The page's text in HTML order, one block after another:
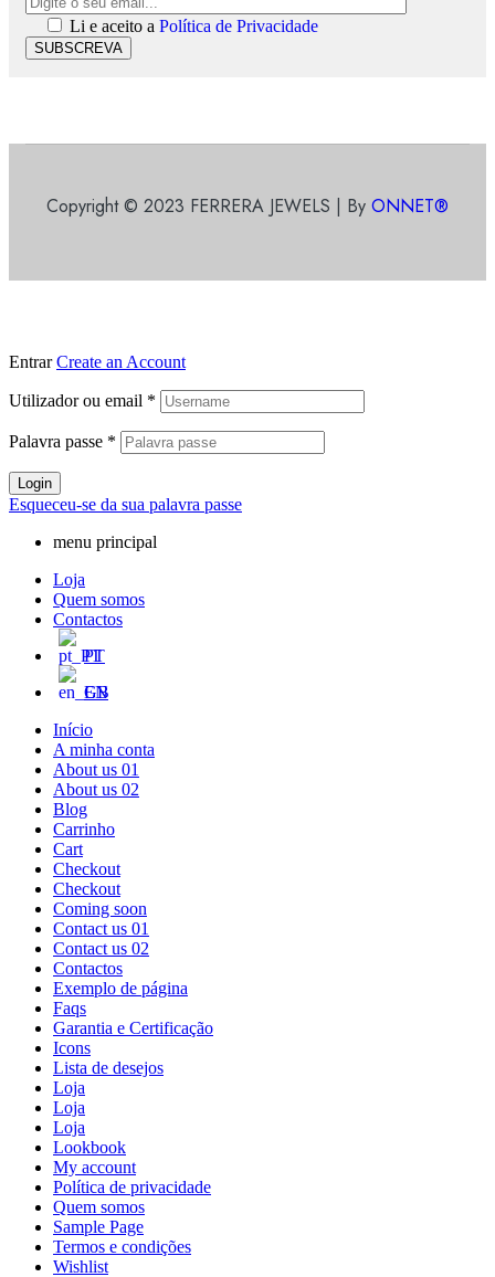
Li e aceito a Política de Privacidade
SUBSCREVA
Copyright © 2023 FERRERA JEWELS | By ONNET®
Entrar Create an Account
Utilizador ou email *
Palavra passe *
Login
Esqueceu-se da sua palavra passe
menu principal
Loja
Quem somos
Contactos
PT
EN
Início
A minha conta
About us 01
About us 02
Blog
Carrinho
Cart
Checkout
Checkout
Coming soon
Contact us 01
Contact us 02
Contactos
Exemplo de página
Faqs
Garantia e Certificação
Icons
Lista de desejos
Loja
Loja
Loja
Lookbook
My account
Política de privacidade
Quem somos
Sample Page
Termos e condições
Wishlist